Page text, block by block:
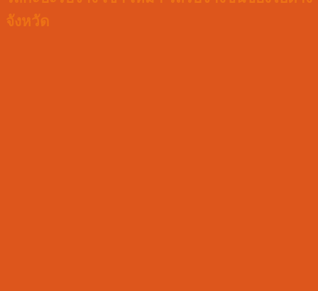
จังหวัด